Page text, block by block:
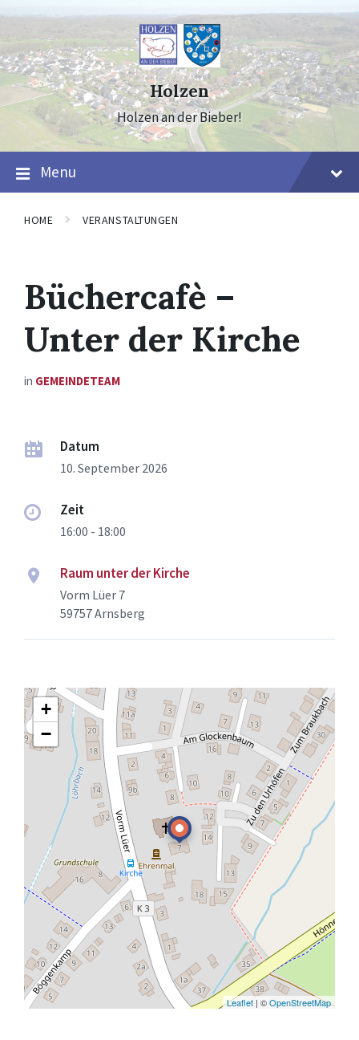
to
content
to
navigation
to
footer
Holzen
Holzen an der Bieber!
Menu
HOME VERANSTALTUNGEN
Büchercafè –
Unter der Kirche
in GEMEINDETEAM
Datum
10. September 2026
Zeit
16:00 - 18:00
Raum unter der Kirche
Vorm Lüer 7
59757 Arnsberg
+
−
Leaflet | ©OpenStreetMap